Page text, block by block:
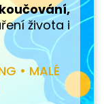
života i
• MALÉ